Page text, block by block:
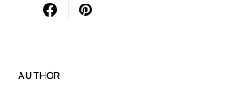
AUTHOR